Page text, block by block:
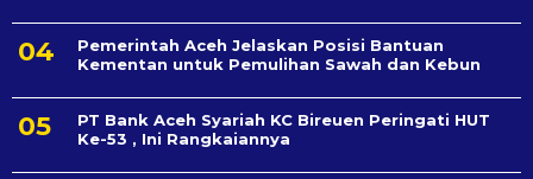
Pemerintah Aceh Jelaskan Posisi Bantuan
Kementan untuk Pemulihan Sawah dan Kebun
PT Bank Aceh Syariah KC Bireuen Peringati HUT
Ke-53 , Ini Rangkaiannya